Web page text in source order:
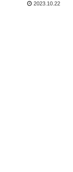
2023.10.22